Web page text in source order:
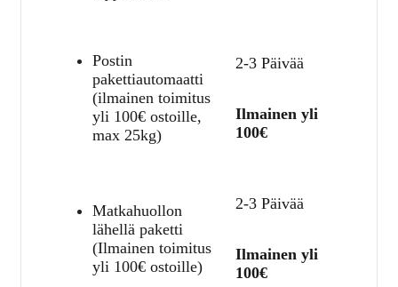
Postin
pakettiautomaatti
(ilmainen toimitus
yli 100€ ostoille,
max 25kg)
2-3 Päivää
Ilmainen yli
100€
Matkahuollon
lähellä paketti
(Ilmainen toimitus
yli 100€ ostoille)
2-3 Päivää
Ilmainen yli
100€